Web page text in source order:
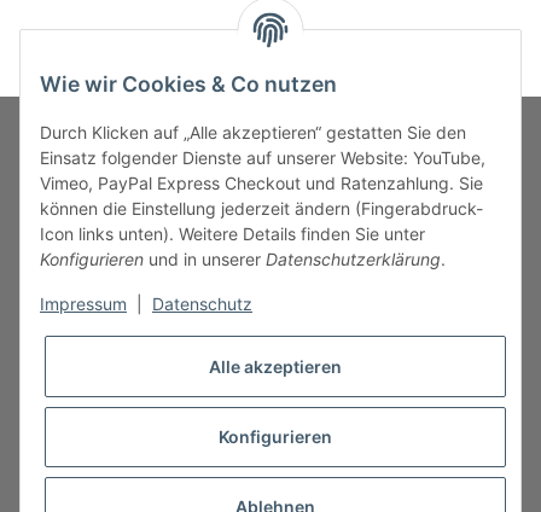
MARKENWELT
SERVICE
INFORMATIONEN
* Alle Preise inkl. gesetzlicher USt., zzgl.Versand
Wie wir Cookies & Co nutzen
Durch Klicken auf „Alle akzeptieren“ gestatten Sie den
Einsatz folgender Dienste auf unserer Website: YouTube,
Vimeo, PayPal Express Checkout und Ratenzahlung. Sie
können die Einstellung jederzeit ändern (Fingerabdruck-
Icon links unten). Weitere Details finden Sie unter
Konfigurieren und in unserer Datenschutzerklärung.
Impressum Datenschutz
Alle akzeptieren
Konfigurieren
Ablehnen